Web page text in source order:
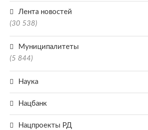
Лента новостей
(30 538)
Муниципалитеты
(5 844)
Наука
Нацбанк
Нацпроекты РД